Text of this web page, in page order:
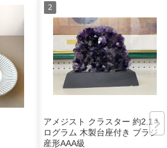
アメジスト クラスター 約2.1キ
ログラム 木製台座付き ブラジル
産形AAA級